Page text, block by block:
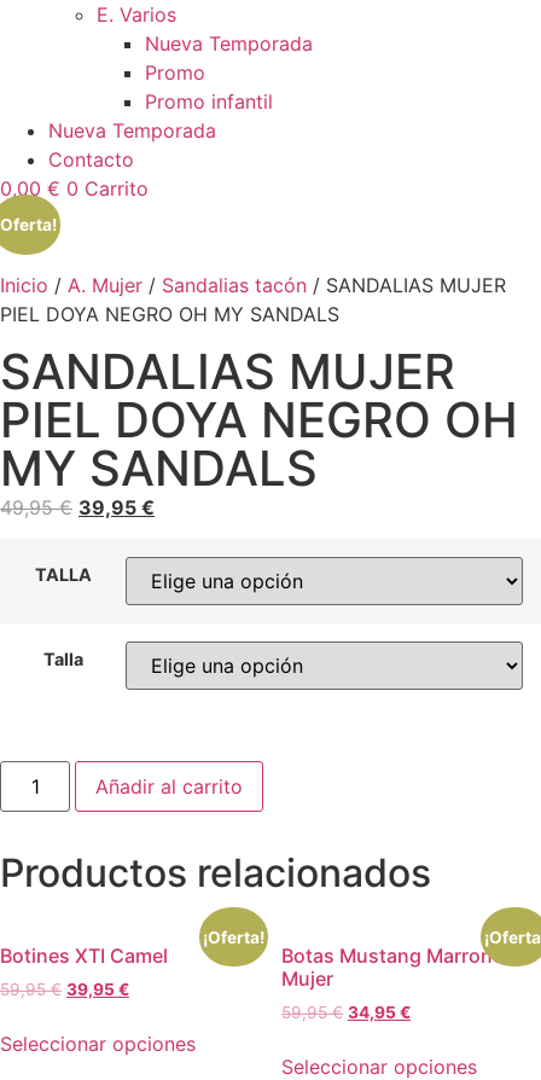
E. Varios
Nueva Temporada
Promo
Promo infantil
Nueva Temporada
Contacto
0,00 € 0 Carrito
Inicio / A. Mujer / Sandalias tacón / SANDALIAS MUJER
PIEL DOYA NEGRO OH MY SANDALS
SANDALIAS MUJER
PIEL DOYA NEGRO OH
MY SANDALS
49,95€ 39,95 €
TALLA
Talla
SANDALIAS
MUJER
PIEL
OH
MY
Añadir al carrito
Productos relacionados
¡Oferta!
Botines XTI Camel
59,95€ 39,95€
Seleccionar opciones
Botas Mustang Marrones
Mujer
59,95€ 34,95€
Seleccionar opciones